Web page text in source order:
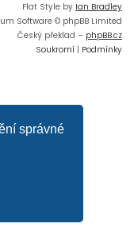
správné
Flat Style by Ian Bradley
Software © phpBB Limited
Český překlad – phpBB.cz
Soukromí | Podmínky